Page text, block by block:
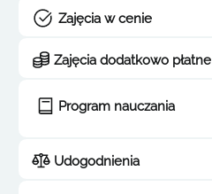
Zajęcia w cenie
Zajęcia dodatkowo płatne
Program nauczania
Udogodnienia